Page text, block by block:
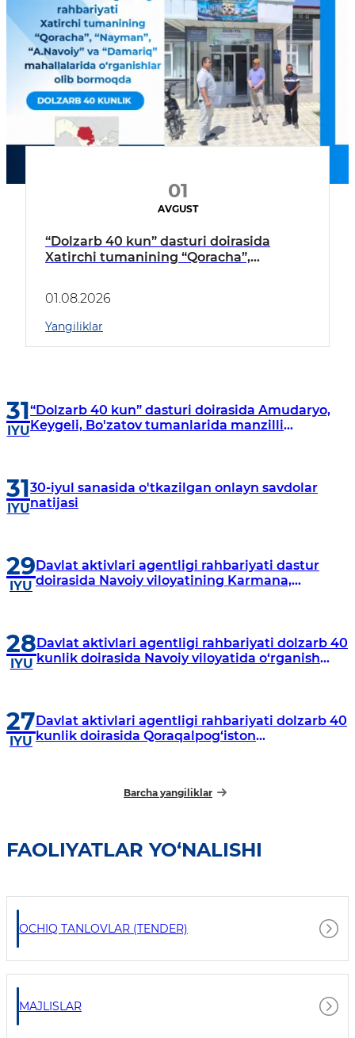
01
AVGUST
“Dolzarb 40 kun” dasturi doirasida
Xatirchi tumanining “Qoracha”,
borildi
01.08.2026
Yangiliklar
31
IYU
“Dolzarb 40 kun” dasturi doirasida Amudaryo,
Keygeli, Bo'zatov tumanlarida manzilli
31
IYU
30-iyul sanasida o'tkazilgan onlayn savdolar
natijasi
29
IYU
Davlat aktivlari agentligi rahbariyati dastur
doirasida Navoiy viloyatining Karmana,
28
IYU
Davlat aktivlari agentligi rahbariyati dolzarb 40
kunlik doirasida Navoiy viloyatida o‘rganish
27
IYU
Davlat aktivlari agentligi rahbariyati dolzarb 40
kunlik doirasida Qoraqalpog‘iston
Barcha yangiliklar
FAOLIYATLAR YO‘NALISHI
OCHIQ TANLOVLAR (TENDER)
MAJLISLAR